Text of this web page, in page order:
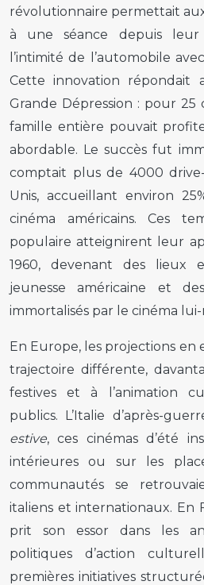
révolutionnaire permettait
à une séance depuis leur
l’intimité de l’automobile
Cette innovation répondait
Grande Dépression : pour
famille entière pouvait
abordable. Le succès fut
comptait plus de 4000
Unis, accueillant environ
cinéma américains. Ces
populaire atteignirent leur
1960, devenant des lieux
jeunesse américaine et
immortalisés par le cinéma
En Europe, les projections
trajectoire différente,
festives et à l’animation
publics. L’Italie d’après-
estive, ces cinémas d’été
intérieures ou sur les
communautés se
italiens et internationaux. En
prit son essor dans les
politiques d’action
premières initiatives